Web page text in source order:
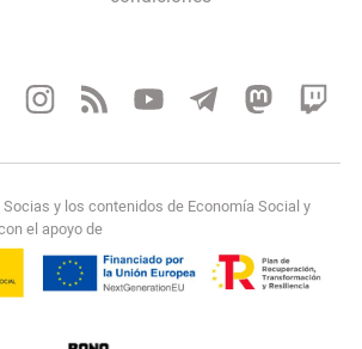
y los contenidos de Economía Social y
el apoyo de